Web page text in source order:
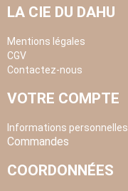
LA CIE DU DAHU
Mentions légales
CGV
Contactez-nous
VOTRE COMPTE
Informations personnelles
Commandes
COORDONNÉES